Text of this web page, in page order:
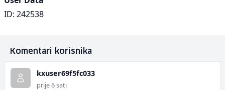
ID: 242538
Komentari korisnika
kxuser69f5fc033
prije 6 sati